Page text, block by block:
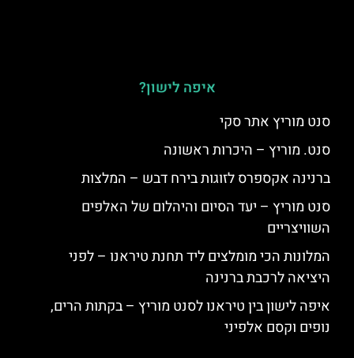
איפה לישון?
סנט מוריץ אתר סקי
סנט. מוריץ – היכרות ראשונה
ברנינה אקספרס לזוגות בירח דבש – המלצות
סנט מוריץ – יעד הסיום והיהלום של האלפים
השוויצריים
המלונות הכי מומלצים ליד תחנת טיראנו – לפני
היציאה לרכבת ברנינה
איפה לישון בין טיראנו לסנט מוריץ – בקתות הרים,
נופים וקסם אלפיני